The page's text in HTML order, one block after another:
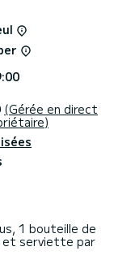
d'étrave,
traitées
meilleurs prix
(Gérée en direct
1 bouteille de
et serviette par